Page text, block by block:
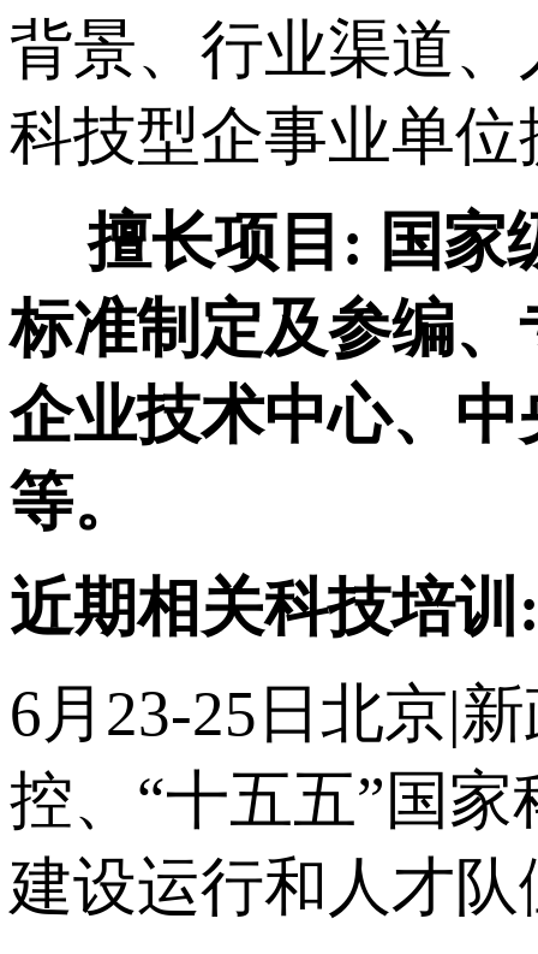
背景、行业渠道
科技型企事业单
擅长项目: 国家
标准制定及参编
企业技术中心、
等。
近期相关科技培训
6月23-25日北京|
控、“十五五”国
建设运行和人才